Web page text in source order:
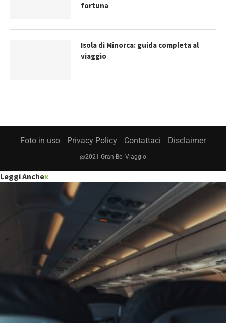
fortuna
Isola di Minorca: guida completa al
viaggio
Foto in uso Privacy Policy Contattaci Disclaimer
@2021 Gran Bel Viaggio
Leggi Anchex